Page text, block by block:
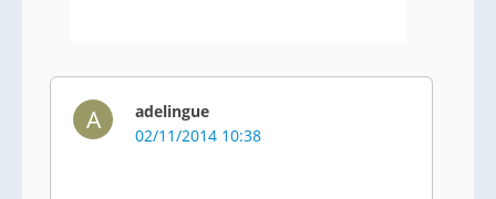
A
adelingue
02/11/2014 10:38